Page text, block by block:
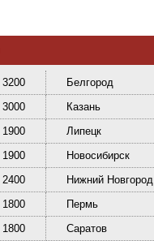
3200 Белгород
3000 Казань
1900 Липецк
1900 Новосибирск
2400 Нижний Новгород
1800 Пермь
1800 Саратов